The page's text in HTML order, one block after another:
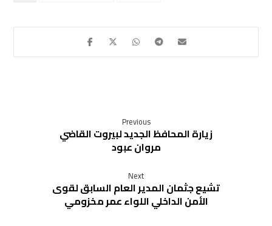
Previous
زيارة المحافظ الجديد لبيروت القاضي
مروان عبود
Next
تشيع جثمان المدير العام السابق لقوى
الأمن الداخلي اللواء عمر مخزومي